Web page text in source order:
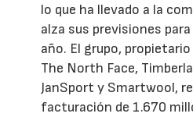
lo que ha llevado a la
alza sus previsiones
año. El grupo,
The North Face,
JanSport y Smartwool,
facturación de 1.670